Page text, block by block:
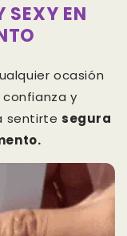
SEXY EN
ocasión
confianza y
sentirte segura